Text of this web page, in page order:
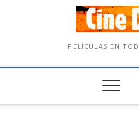
PELÍCULAS EN